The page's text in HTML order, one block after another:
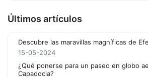
Últimos artículos
Descubre las maravillas magníficas de
15-05-2024
¿Qué ponerse para un paseo en globo
Capadocia?